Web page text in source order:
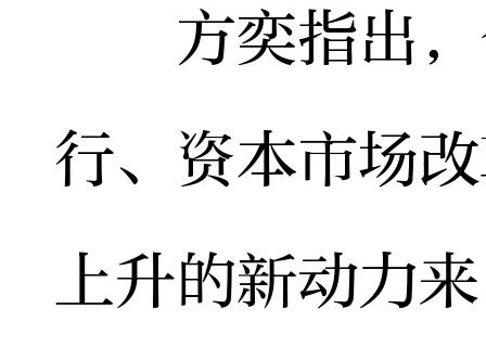
方奕指出，
行、资本市场
上升的新动力